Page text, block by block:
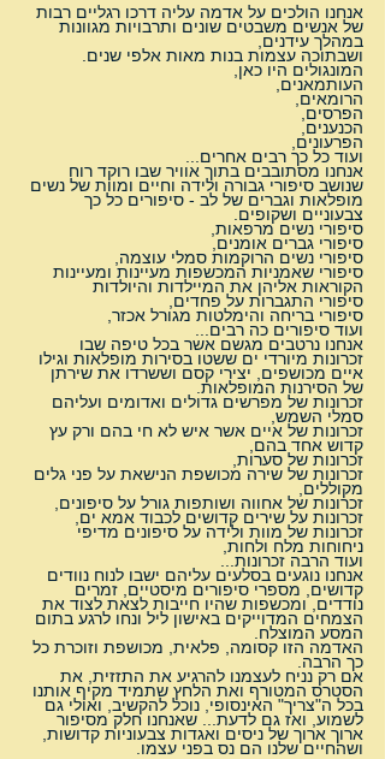
אנחנו הולכים על אדמה עליה דרכו רגליים רבות
של אנשים משבטים שונים ותרבויות מגוונות
במהלך עידנים,
ושבתוכה עצמות בנות מאות אלפי שנים.
המונגולים היו כאן,
העותמאנים,
הרומאים,
הפרסים,
הכנענים,
הפרעונים,
ועוד כל כך רבים אחרים...
אנחנו מסתובבים בתוך אוויר שבו רוקד רוח
שנושב סיפורי גבורה ולידה וחיים ומוות של נשים
מופלאות וגברים של לב - סיפורים כל כך
צבעוניים ושקופים.
סיפורי נשים מרפאות,
סיפורי גברים אומנים,
סיפורי נשים הרוקמות סמלי עוצמה,
סיפורי שאמניות המכשפות מעיינות ומעיינות
הקוראות אליהן את המיילדות והיולדות
סיפורי התגברות על פחדים,
סיפורי בריחה והימלטות מגורל אכזר,
ועוד סיפורים כה רבים...
אנחנו נרטבים מגשם אשר בכל טיפה שבו
זכרונות מיורדי ים ששטו בסירות מופלאות וגילו
איים מכושפים, יצירי קסם וששרדו את שירתן
של הסירנות המופלאות.
זכרונות של מפרשים גדולים ואדומים ועליהם
סמלי השמש,
זכרונות של איים אשר איש לא חי בהם ורק עץ
קדוש אחד בהם,
זכרונות של סערות,
זכרונות של שירה מכושפת הנישאת על פני גלים
מקוללים,
זכרונות של אחווה ושותפות גורל על סיפונים,
זכרונות על שירים קדושים לכבוד אמא ים,
זכרונות של מוות ולידה על סיפונים מדיפי
ניחוחות מלח ולחות,
ועוד הרבה זכרונות...
אנחנו נוגעים בסלעים עליהם ישבו לנוח נוודים
קדושים, מספרי סיפורים מיסטיים, זמרים
נודדים, ומכשפות שהיו חייבות לצאת לצוד את
הצמחים המדוייקים באישון ליל ונחו לרגע בתום
המסע המוצלח.
האדמה הזו קסומה, פלאית, מכושפת וזוכרת כל
כך הרבה.
אם רק נניח לעצמנו להרגיע את התזזית, את
הסטרס המטורף ואת הלחץ שתמיד מקיף אותנו
בכל ה"צריך" האינסופי, נוכל להקשיב, ואולי גם
לשמוע, ואז גם לדעת... שאנחנו חלק מסיפור
ארוך ארוך של ניסים ואגדות צבעוניות קדושות,
ושהחיים שלנו הם נס בפני עצמו.